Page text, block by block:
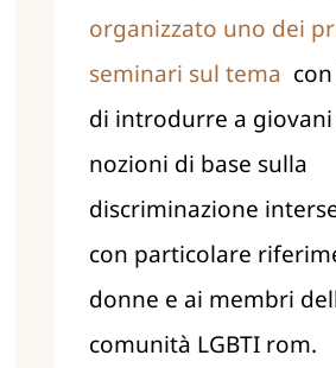
organizzato uno dei
seminari sul tema
di introdurre a
nozioni di base sulla
discriminazione
con particolare
donne e ai membri
comunità LGBTI rom.